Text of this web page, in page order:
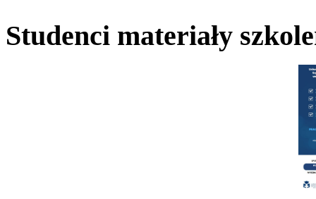
Studenci materiały